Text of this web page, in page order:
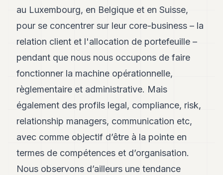
au Luxembourg, en Belgique et en Suisse,
pour se concentrer sur leur core-business – la
relation client et l'allocation de portefeuille –
pendant que nous nous occupons de faire
fonctionner la machine opérationnelle,
règlementaire et administrative. Mais
également des profils legal, compliance, risk,
relationship managers, communication etc,
avec comme objectif d’être à la pointe en
termes de compétences et d’organisation.
Nous observons d’ailleurs une tendance